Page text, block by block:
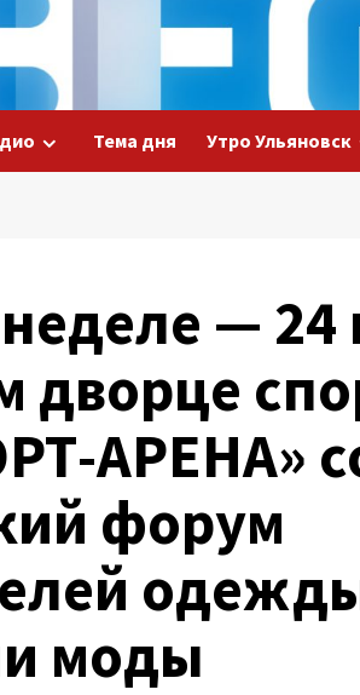
Тема дня Утро Ульяновск
— 24
дворце
АРЕНА»
форум
моды